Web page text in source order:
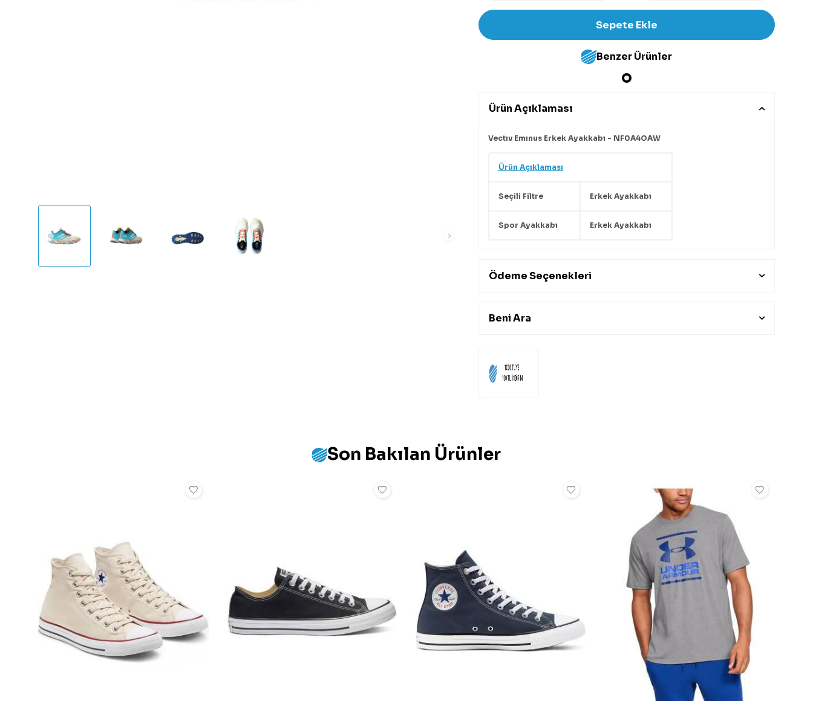
Sepete Ekle
Benzer Ürünler
Ürün Açıklaması
Vectıv Emınus Erkek Ayakkabı - NF0A4OAW
Ürün Açıklaması
Seçili Filtre Erkek Ayakkabı
Spor Ayakkabı Erkek Ayakkabı
Ödeme Seçenekleri
Beni Ara
Son Bakılan Ürünler